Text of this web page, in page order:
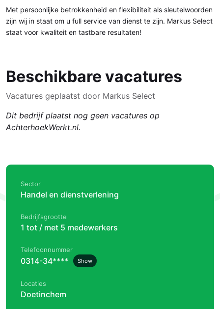
Met persoonlijke betrokkenheid en flexibiliteit als sleutelwoorden
zijn wij in staat om u full service van dienst te zijn. Markus Select
staat voor kwaliteit en tastbare resultaten!
Beschikbare vacatures
Vacatures geplaatst door Markus Select
Dit bedrijf plaatst nog geen vacatures op
AchterhoekWerkt.nl.
Sector
Handel en dienstverlening
Bedrijfsgrootte
1 tot / met 5 medewerkers
Telefoonnummer
0314-34**** Show
Locaties
Doetinchem